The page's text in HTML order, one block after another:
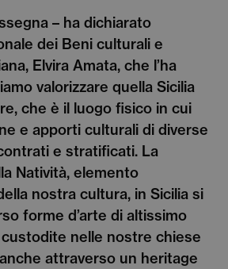
– ha dichiarato
dei Beni culturali e
Elvira Amata, che l’ha
valorizzare quella Sicilia
che è il luogo fisico in cui
e apporti culturali di diverse
e stratificati. La
Natività, elemento
nostra cultura, in Sicilia si
forme d’arte di altissimo
nelle nostre chiese
attraverso un heritage